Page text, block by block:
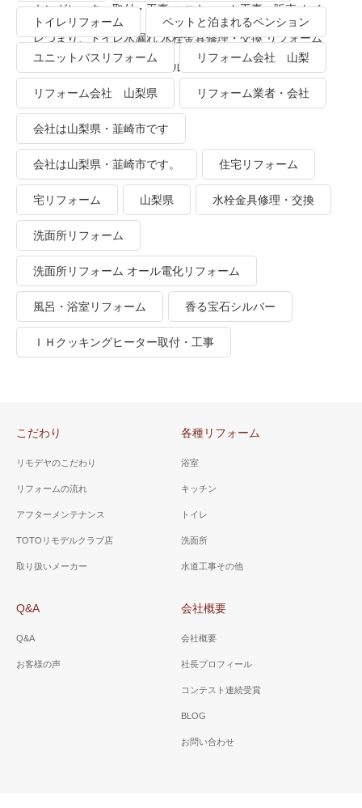
キングヒーター取付・工事 エコキュート工事・販売 トイ
レつまり、トイレ水漏れ 水栓金具修理・交換 リフォーム
業者・会社 ＴＯＴＯリモデルクラブ
トイレリフォーム ペットと泊まれるペンション
ユニットバスリフォーム リフォーム会社 山梨
リフォーム会社 山梨県 リフォーム業者・会社
会社は山梨県・韮崎市です
会社は山梨県・韮崎市です。 住宅リフォーム
宅リフォーム 山梨県 水栓金具修理・交換
洗面所リフォーム
洗面所リフォーム オール電化リフォーム
風呂・浴室リフォーム 香る宝石シルバー
ＩＨクッキングヒーター取付・工事
こだわり
リモデヤのこだわり
リフォームの流れ
アフターメンテナンス
TOTOリモデルクラブ店
取り扱いメーカー
各種リフォーム
浴室
キッチン
トイレ
洗面所
水道工事その他
Q&A
Q&A
お客様の声
会社概要
会社概要
社長プロフィール
コンテスト連続受賞
BLOG
お問い合わせ